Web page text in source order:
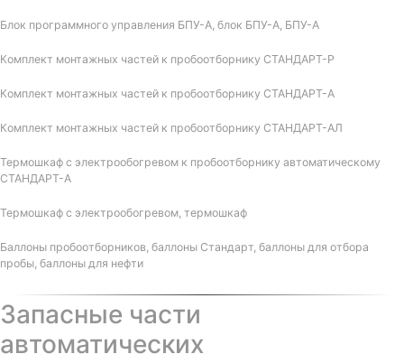
Блок программного управления БПУ-А, блок БПУ-А, БПУ-А
Комплект монтажных частей к пробоотборнику СТАНДАРТ-Р
Комплект монтажных частей к пробоотборнику СТАНДАРТ-А
Комплект монтажных частей к пробоотборнику СТАНДАРТ-АЛ
Термошкаф с электрообогревом к пробоотборнику автоматическому
СТАНДАРТ-А
Термошкаф с электрообогревом, термошкаф
Баллоны пробоотборников, баллоны Стандарт, баллоны для отбора
пробы, баллоны для нефти
Запасные части
автоматических